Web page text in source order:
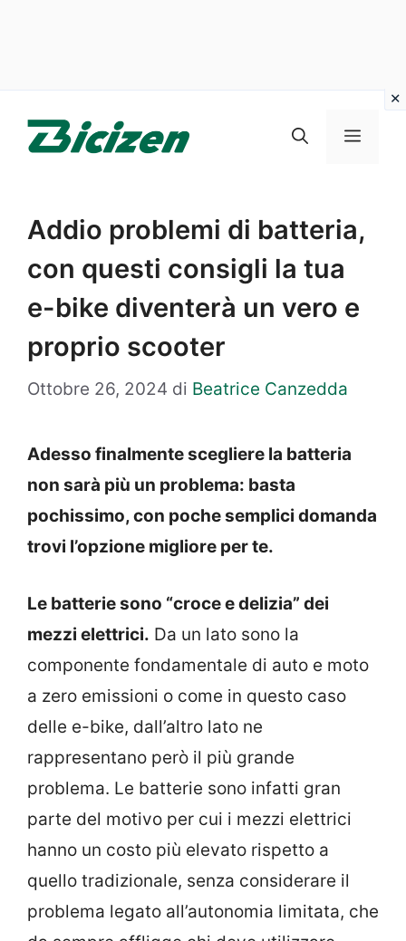
Menu
Addio problemi di batteria,
con questi consigli la tua
e-bike diventerà un vero e
proprio scooter
Ottobre 26, 2024 di Beatrice Canzedda
Adesso finalmente scegliere la batteria
non sarà più un problema: basta
pochissimo, con poche semplici domanda
trovi l’opzione migliore per te.
Le batterie sono “croce e delizia” dei
mezzi elettrici. Da un lato sono la
componente fondamentale di auto e moto
a zero emissioni o come in questo caso
delle e-bike, dall’altro lato ne
rappresentano però il più grande
problema. Le batterie sono infatti gran
parte del motivo per cui i mezzi elettrici
hanno un costo più elevato rispetto a
quello tradizionale, senza considerare il
problema legato all’autonomia limitata, che